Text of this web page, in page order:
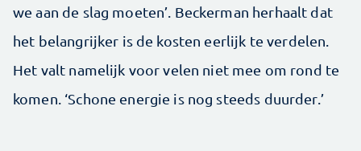
we aan de slag moeten’. Beckerman herhaalt dat
het belangrijker is de kosten eerlijk te verdelen.
Het valt namelijk voor velen niet mee om rond te
komen. ‘Schone energie is nog steeds duurder.’